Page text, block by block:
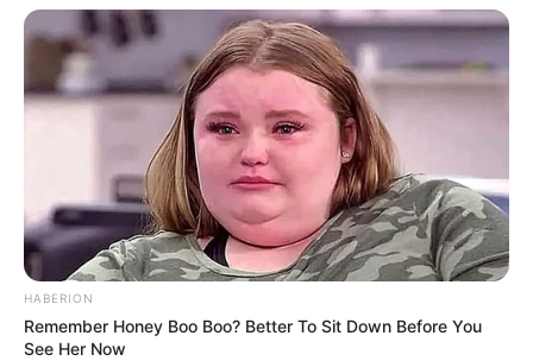
HABERION
Remember Honey Boo Boo? Better To Sit Down Before You
See Her Now